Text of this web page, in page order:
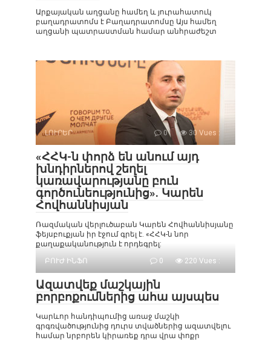
Արքայական աղցանը համեղ և յուրահատուկ
բաղադրատոմս է Բաղադրատոմսը Այս համեղ
աղցանի պատրաստման համար անհրաժեշտ
ԼՈՒՐԵՐ 0 30 Vues :
«ՀՀԿ-ն փորձ են անում այդ
խնդիրներով շեղել
կառավարությանը բուն
գործունեությունից». Կարեն
Հովհաննիսյան
Ռազմական վերլուծաբան Կարեն Հովհաննիսյանը
ֆեյսբուքյան իր էջում գրել է. «ՀՀԿ-ն նոր
քաղաքականություն է որդեգրել:
ԲՈՒԺ ԻՆՖՈ
0 220 Vues :
Ազատվեք մաշկային
բորբոքումներից ահա այսպես
Կարևոր հանդիպումից առաջ մաշկի
գրգռվածությունից դուրս տվածներից ազատվելու
համար նրբորեն կիրառեք դրա վրա փոքր